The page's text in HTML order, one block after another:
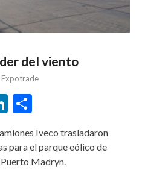
del viento
Expotrade
LinkedIn
Iveco trasladaron
para el parque eólico de
Puerto Madryn.